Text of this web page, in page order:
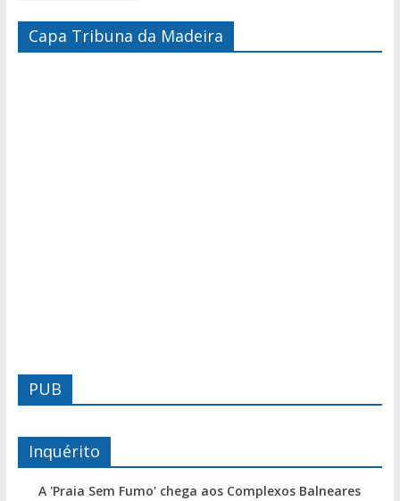
Capa Tribuna da Madeira
PUB
Inquérito
A 'Praia Sem Fumo' chega aos Complexos Balneares